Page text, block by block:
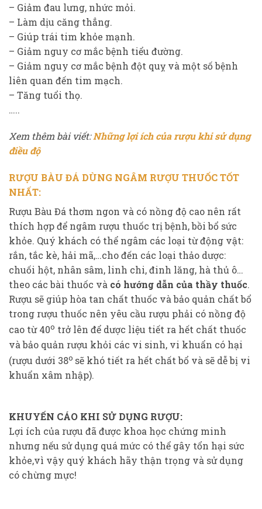
– Giảm đau lưng, nhức mỏi.
– Làm dịu căng thẳng.
– Giúp trái tim khỏe mạnh.
– Giảm nguy cơ mắc bệnh tiểu đường.
– Giảm nguy cơ mắc bệnh đột quỵ và một số bệnh
liên quan đến tim mạch.
– Tăng tuổi thọ.
…..
Xem thêm bài viết:Những lợi ích của rượu khi sử dụng
điều độ
RƯỢU BÀU ĐÁ DÙNG NGÂM RƯỢU THUỐC TỐT
NHẤT:
Rượu Bàu Đá thơm ngon và có nồng độ cao nên rất
thích hợp để ngâm rượu thuốc trị bệnh, bồi bổ sức
khỏe. Quý khách có thể ngâm các loại từ động vật:
rắn, tắc kè, hải mã,…cho đến các loại thảo dược:
chuối hột, nhân sâm, linh chi, đinh lăng, hà thủ ô…
theo các bài thuốc và có hướng dẫn của thầy thuốc.
Rượu sẽ giúp hòa tan chất thuốc và bảo quản chất bổ
trong rượu thuốc nên yêu cầu rượu phải có nồng độ
cao từ 40o trở lên để dược liệu tiết ra hết chất thuốc
và bảo quản rượu khỏi các vi sinh, vi khuẩn có hại
(rượu dưới 38o sẽ khó tiết ra hết chất bổ và sẽ dễ bị vi
khuẩn xâm nhập).
KHUYẾN CÁO KHI SỬ DỤNG RƯỢU:
Lợi ích của rượu đã được khoa học chứng minh
nhưng nếu sử dụng quá mức có thể gây tổn hại sức
khỏe,vì vậy quý khách hãy thận trọng và sử dụng
có chừng mực!